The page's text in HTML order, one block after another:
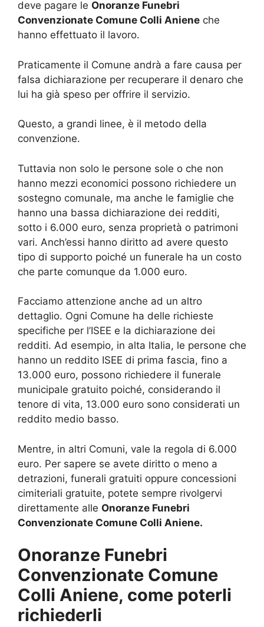
deve pagare le Onoranze Funebri
Convenzionate Comune Colli Aniene che
hanno effettuato il lavoro.
Praticamente il Comune andrà a fare causa per
falsa dichiarazione per recuperare il denaro che
lui ha già speso per offrire il servizio.
Questo, a grandi linee, è il metodo della
convenzione.
Tuttavia non solo le persone sole o che non
hanno mezzi economici possono richiedere un
sostegno comunale, ma anche le famiglie che
hanno una bassa dichiarazione dei redditi,
sotto i 6.000 euro, senza proprietà o patrimoni
vari. Anch’essi hanno diritto ad avere questo
tipo di supporto poiché un funerale ha un costo
che parte comunque da 1.000 euro.
Facciamo attenzione anche ad un altro
dettaglio. Ogni Comune ha delle richieste
specifiche per l’ISEE e la dichiarazione dei
redditi. Ad esempio, in alta Italia, le persone che
hanno un reddito ISEE di prima fascia, fino a
13.000 euro, possono richiedere il funerale
municipale gratuito poiché, considerando il
tenore di vita, 13.000 euro sono considerati un
reddito medio basso.
Mentre, in altri Comuni, vale la regola di 6.000
euro. Per sapere se avete diritto o meno a
detrazioni, funerali gratuiti oppure concessioni
cimiteriali gratuite, potete sempre rivolgervi
direttamente alle Onoranze Funebri
Convenzionate Comune Colli Aniene.
Onoranze Funebri
Convenzionate Comune
Colli Aniene, come poterli
richiederli